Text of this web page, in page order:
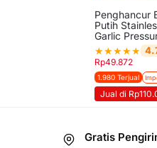
Penghancur
Putih
Garlic
★★★★★
Rp49.872
1.980 Terjual
Jual di
Gratis